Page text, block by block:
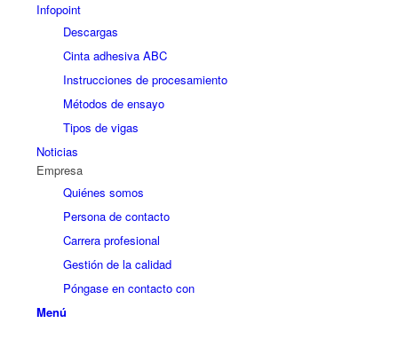
Infopoint
Descargas
Cinta adhesiva ABC
Instrucciones de procesamiento
Métodos de ensayo
Tipos de vigas
Noticias
Empresa
Quiénes somos
Persona de contacto
Carrera profesional
Gestión de la calidad
Póngase en contacto con
Menú